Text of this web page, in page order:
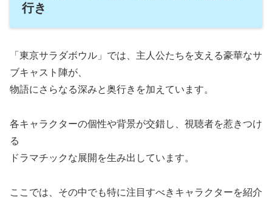
行き
「東京サラダボウル」では、主人公たちを支える豪華なサ
ブキャスト陣が、
物語にさらなる深みと奥行きを加えています。
各キャラクターの個性や背景が交錯し、視聴者を惹きつけ
る
ドラマチックな展開を生み出しています。
ここでは、その中でも特に注目すべきキャラクターを紹介